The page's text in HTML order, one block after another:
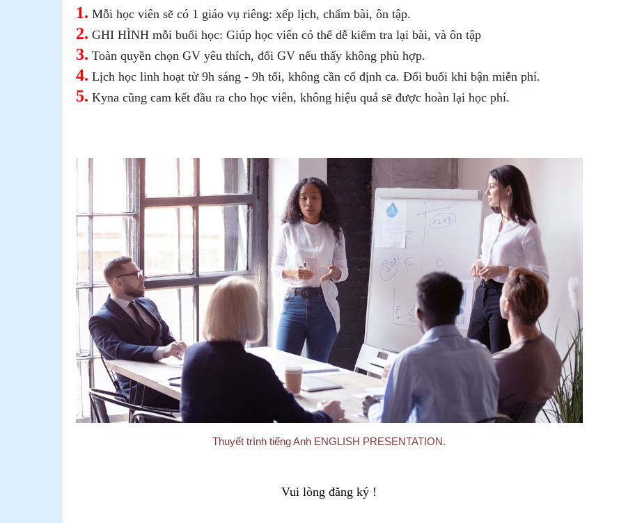
1. Mỗi học viên sẽ có 1 giáo vụ riêng: xếp lịch, chấm bài, ôn tập.
2. GHI HÌNH mỗi buổi học: Giúp học viên có thể dễ kiểm tra lại bài, và ôn tập
3. Toàn quyền chọn GV yêu thích, đổi GV nếu thấy không phù hợp.
4. Lịch học linh hoạt từ 9h sáng - 9h tối, không cần cố định ca. Đổi buổi khi bận miễn phí.
5. Kyna cũng cam kết đầu ra cho học viên, không hiệu quả sẽ được hoàn lại học phí.
Thuyết trình tiếng Anh ENGLISH PRESENTATION.
Vui lòng đăng ký !